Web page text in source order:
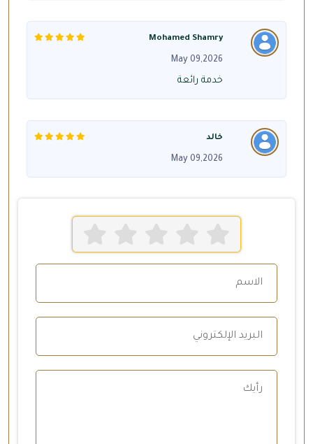
Mohamed Shamry
May 09,2026
خدمة رائعة
خالد
May 09,2026